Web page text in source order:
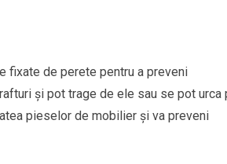
fixate de perete pentru a preveni
și pot trage de ele sau se pot urca
pieselor de mobilier și va preveni